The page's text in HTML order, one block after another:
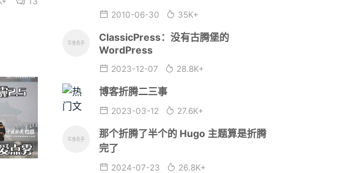
2010-06-30 35K+
ClassicPress：没有古腾堡的
WordPress
2023-12-07 28.8K+
博客折腾二三事
2023-03-12 27.6K+
那个折腾了半个的 Hugo 主题算是折腾
完了
2024-07-23 26.8K+